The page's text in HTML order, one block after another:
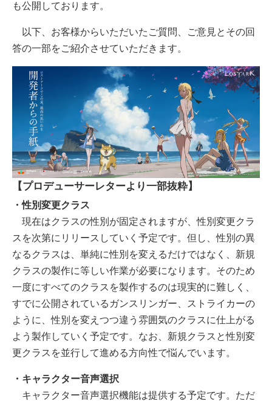
も公開しております。
以下、お客様からいただいたご質問、ご意見とその回
答の一部をご紹介させていただきます。
【プロデューサーレターより一部抜粋】
・性別変更クラス
現在はクラスの性別が固定されますが、性別変更クラ
スを次第にリリースしていく予定です。但し、性別の異
なるクラスは、単純に性別を変えるだけではなく、新規
クラスの製作に等しい作業が必要になります。そのため
一度にすべてのクラスを製作するのは現実的に難しく、
すでに公開されているガンスリンガー、ストライカーの
ように、性別を変えつつ違う雰囲気のクラスに仕上がる
よう製作していく予定です。なお、新規クラスと性別変
更クラスを並行して進める方向性で悩んでいます。
・キャラクター音声選択
キャラクター音声選択機能は提供する予定です。ただ